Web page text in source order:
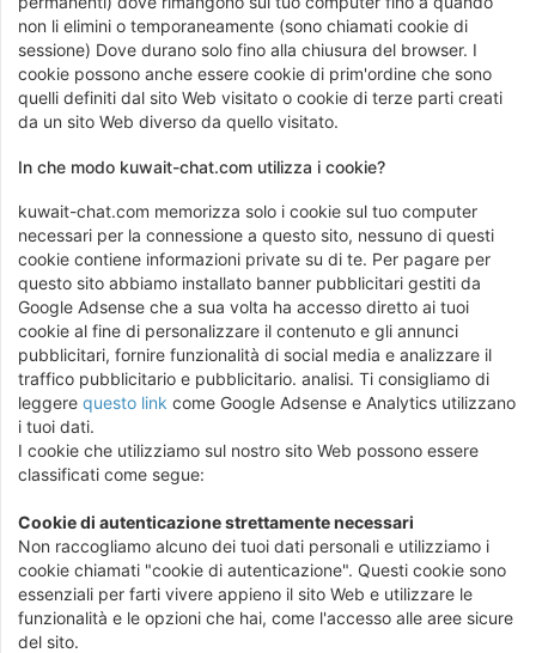
non li elimini o temporaneamente (sono chiamati cookie di
sessione) Dove durano solo fino alla chiusura del browser. I
cookie possono anche essere cookie di prim'ordine che sono
quelli definiti dal sito Web visitato o cookie di terze parti creati
da un sito Web diverso da quello visitato.
In che modo kuwait-chat.com utilizza i cookie?
kuwait-chat.com memorizza solo i cookie sul tuo computer
necessari per la connessione a questo sito, nessuno di questi
cookie contiene informazioni private su di te. Per pagare per
questo sito abbiamo installato banner pubblicitari gestiti da
Google Adsense che a sua volta ha accesso diretto ai tuoi
cookie al fine di personalizzare il contenuto e gli annunci
pubblicitari, fornire funzionalità di social media e analizzare il
traffico pubblicitario e pubblicitario. analisi. Ti consigliamo di
leggere questo link come Google Adsense e Analytics utilizzano
i tuoi dati.
I cookie che utilizziamo sul nostro sito Web possono essere
classificati come segue:
Cookie di autenticazione strettamente necessari
Non raccogliamo alcuno dei tuoi dati personali e utilizziamo i
cookie chiamati "cookie di autenticazione". Questi cookie sono
essenziali per farti vivere appieno il sito Web e utilizzare le
funzionalità e le opzioni che hai, come l'accesso alle aree sicure
del sito.